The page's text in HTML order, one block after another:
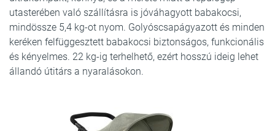
utasterében való szállításra is jóváhagyott babakocsi,
mindössze 5,4 kg-ot nyom. Golyóscsapágyazott és minden
keréken felfüggesztett babakocsi biztonságos, funkcionális
és kényelmes. 22 kg-ig terhelhető, ezért hosszú ideig lehet
állandó útitárs a nyaralásokon.